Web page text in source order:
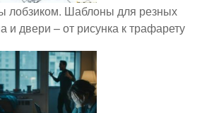
лобзиком. Шаблоны для резных
и двери – от рисунка к трафарету